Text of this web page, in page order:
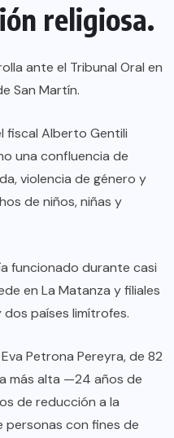
religiosa.
ante el Tribunal Oral en
San Martín.
fiscal Alberto Gentili
una confluencia de
violencia de género y
de niños, niñas y
funcionado durante casi
en La Matanza y filiales
países limítrofes.
Petrona Pereyra, de 82
más alta —24 años de
de reducción a la
con fines de